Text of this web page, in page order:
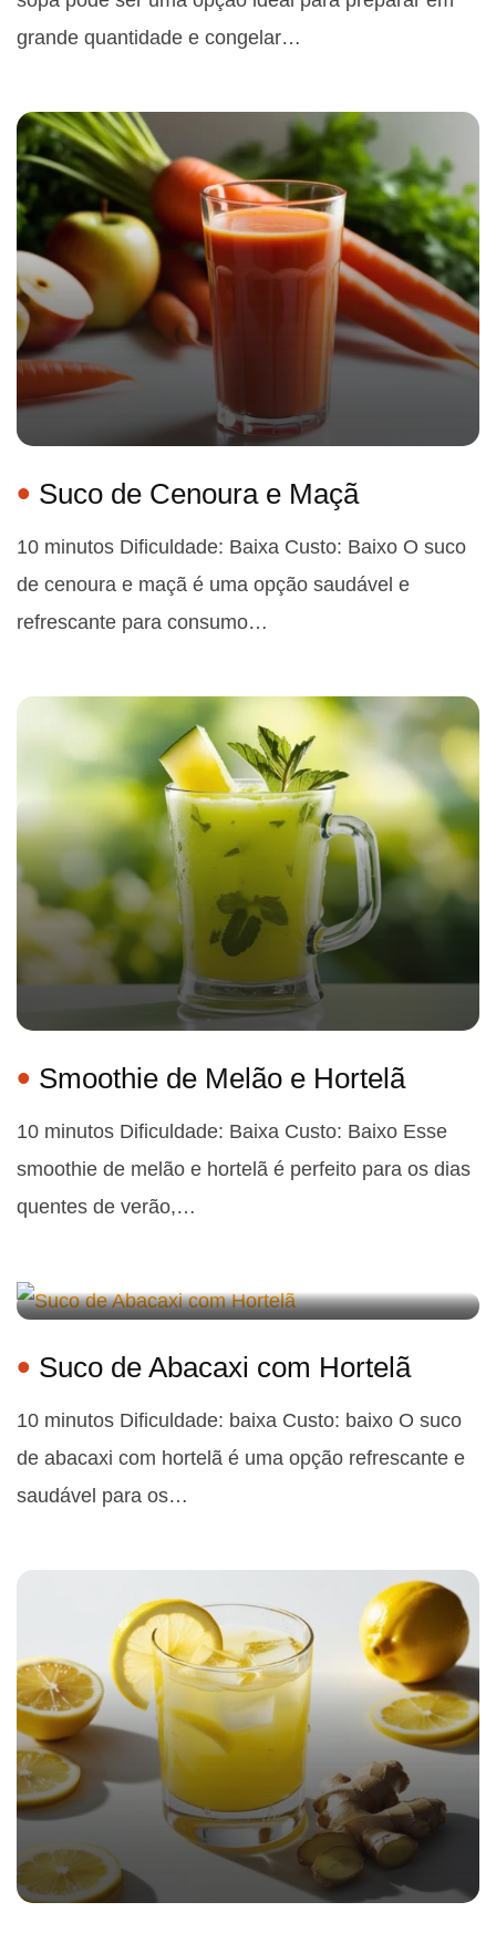
grande quantidade e congelar…
Suco de Cenoura e Maçã
10 minutos Dificuldade: Baixa Custo: Baixo O suco
de cenoura e maçã é uma opção saudável e
refrescante para consumo…
Smoothie de Melão e Hortelã
10 minutos Dificuldade: Baixa Custo: Baixo Esse
smoothie de melão e hortelã é perfeito para os dias
quentes de verão,…
Suco de Abacaxi com Hortelã
10 minutos Dificuldade: baixa Custo: baixo O suco
de abacaxi com hortelã é uma opção refrescante e
saudável para os…